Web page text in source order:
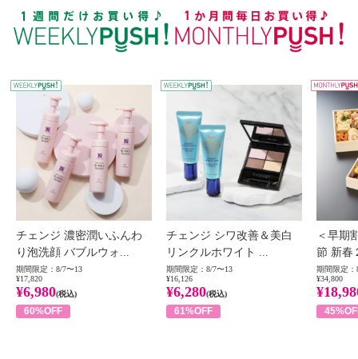
WEEKLY PUSH
チェンジ 濃密潤いふんわ
り泡洗顔 バブルウォ...
期間限定：8/7〜13
¥17,820
¥6,980(税込)
60%OFF
チェンジ シワ改善＆美白
リンクルホワイト ...
期間限定：8/7〜13
¥16,126
¥6,280(税込)
61%OFF
＜早期
節 新春
期間限定：
¥34,800